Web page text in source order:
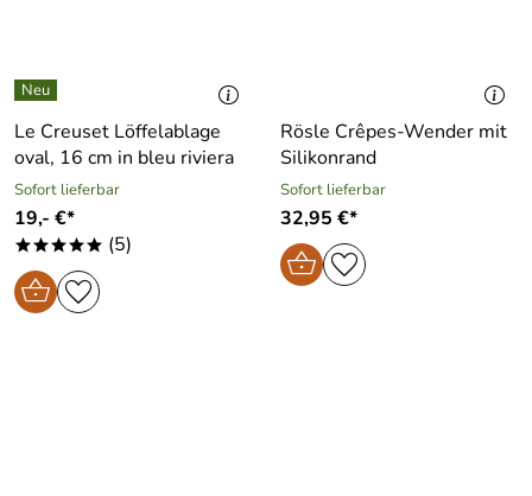
Le Creuset Löffelablage
oval, 16 cm in bleu riviera
Sofort lieferbar
19,- €*
***** (5)
Rösle Crêpes-Wender mit
Silikonrand
Sofort lieferbar
32,95 €*